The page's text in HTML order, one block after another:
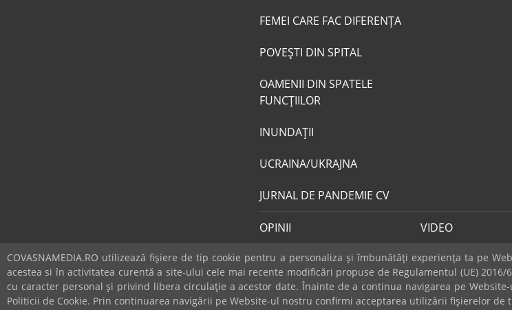
FEMEI CARE FAC DIFERENȚA
POVEŞTI DIN SPITAL
OAMENII DIN SPATELE
FUNCŢIILOR
INUNDAŢII
UCRAINA/UKRAJNA
JURNAL DE PANDEMIE CV
OPINII VIDEO
COVASNAMEDIA.RO utilizează fişiere de tip cookie pentru a personaliza și îmbunătăți experiența ta pe
acestea si în activitatea curentă a site-ului cele mai recente modificări propuse de Regulamentul (UE)
cu caracter personal și privind libera circulație a acestor date. Înainte de a continua navigarea pe
Politicii de Cookie. Prin continuarea navigării pe Website-ul nostru confirmi acceptarea utilizării fişierelor de
Abonamente Publicitate Mica publicitate Contact
© covasnamedia.ro. Website by softhost.